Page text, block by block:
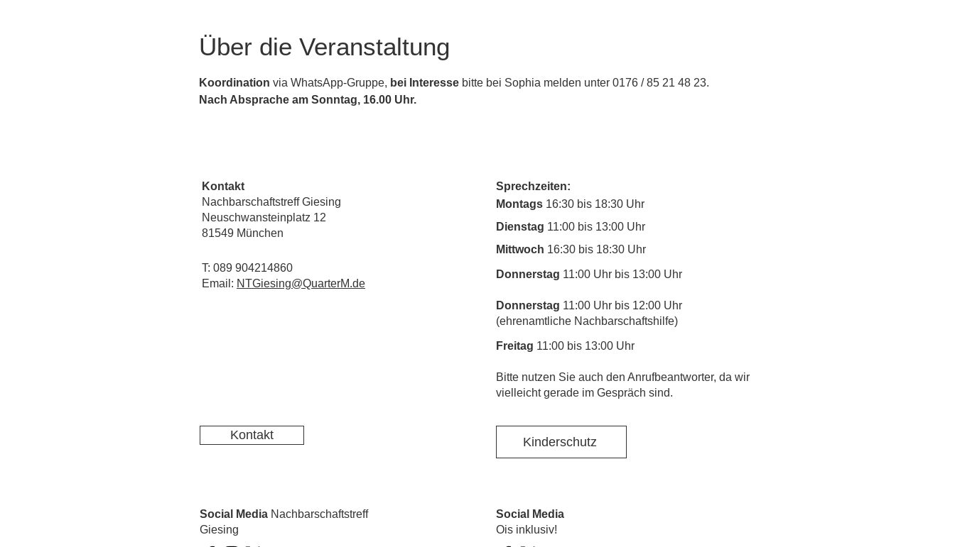
Über die Veranstaltung
Koordination via WhatsApp-Gruppe, bei Interesse bitte bei Sophia melden unter 0176 / 85 21 48 23.
Nach Absprache am Sonntag, 16.00 Uhr.
Kontakt
Nachbarschaftstreff Giesing
Neuschwansteinplatz 12
81549 München
T: 089 904214860
Email: NTGiesing@QuarterM.de
Kontakt
Sprechzeiten:
Montags 16:30 bis 18:30 Uhr
Dienstag 11:00 bis 13:00 Uhr
Mittwoch 16:30 bis 18:30 Uhr
Donnerstag 11:00 Uhr bis 13:00 Uhr
Donnerstag 11:00 Uhr bis 12:00 Uhr
(ehrenamtliche Nachbarschaftshilfe)
Freitag 11:00 bis 13:00 Uhr
​Bitte nutzen Sie auch den Anrufbeantworter, da wir
vielleicht gerade im Gespräch sind.
Kinderschutz
Social Media Nachbarschaftstreff
Giesing
Social Media
Ois inklusiv!